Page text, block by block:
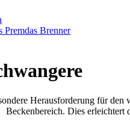
Premdas Brenner
Herausforderung für
Beckenbereich. Dies erleichtert